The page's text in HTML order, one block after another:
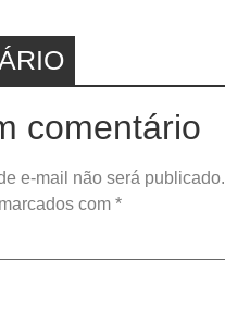
comentário
e-mail não será publicado.
com *